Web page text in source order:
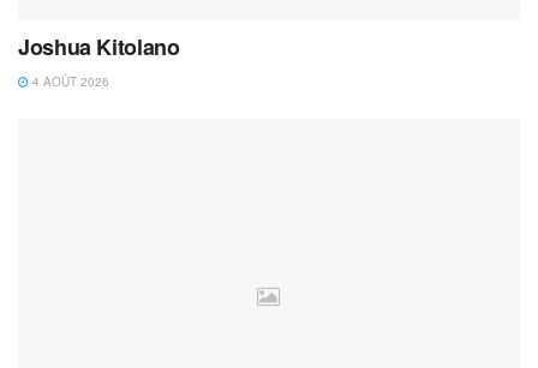
Joshua Kitolano
4 AOÛT 2026